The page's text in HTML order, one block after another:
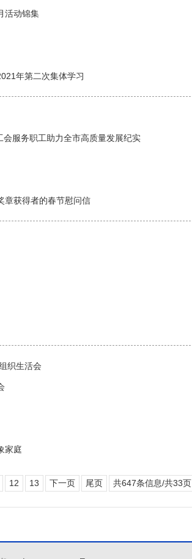
活动锦集
年第二次集体学习
服务职工助力全市高质量发展纪实
章获得者的春节慰问信
织生活会
家庭
12 13 下一页 尾页 共647条信息/共33页